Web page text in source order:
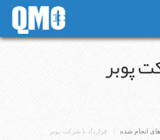
پوبر
انجام شده قرارداد با شرکت پوبر